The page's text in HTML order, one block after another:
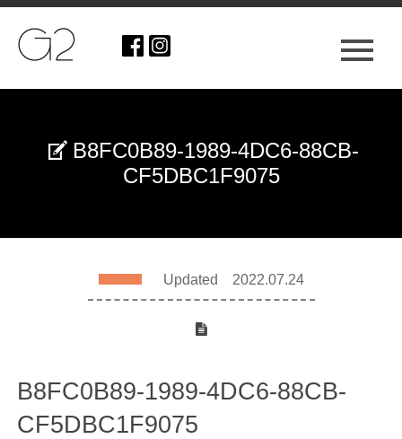
B8FC0B89-1989-4DC6-88CB-
CF5DBC1F9075
Updated 2022.07.24
B8FC0B89-1989-4DC6-88CB-
CF5DBC1F9075